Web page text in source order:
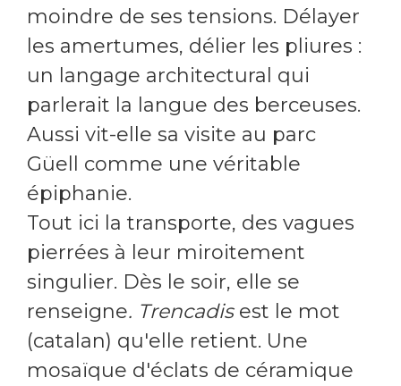
moindre de ses tensions. Délayer
les amertumes, délier les pliures :
un langage architectural qui
parlerait la langue des berceuses.
Aussi vit-elle sa visite au parc
Güell comme une véritable
épiphanie.
Tout ici la transporte, des vagues
pierrées à leur miroitement
singulier. Dès le soir, elle se
renseigne. Trencadisest le mot
(catalan) qu'elle retient. Une
mosaïque d'éclats de céramique